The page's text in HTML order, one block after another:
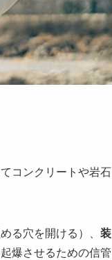
コンクリートや岩石
る穴を開ける）、 装
爆させるための信管